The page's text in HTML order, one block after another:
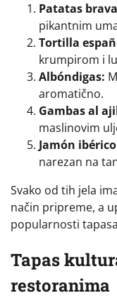
Patatas
pikantnim
Tortilla
krumpirom i
Albóndigas:
aromatično.
Gambas al
maslinovim
Jamón
narezan na
Svako od tih jela
način pripreme, a
popularnosti
Tapas
restoranima